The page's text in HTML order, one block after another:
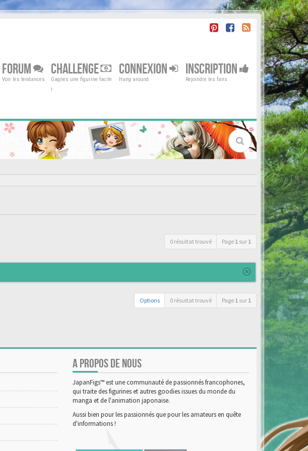
FORUM
Voir les tendances
CHALLENGE
Gagnes une figurine facile
!
CONNEXION
Hang around
INSCRIPTION
Rejoindre les fans
0 résultat trouvé Page 1 sur 1
Options 0 résultat trouvé Page 1 sur 1
A PROPOS DE NOUS
JapanFigs™ est une communauté de passionnés francophones,
qui traite des figurines et autres goodies issues du monde du
manga et de l'animation japonaise.
Aussi bien pour les passionnés que pour les amateurs en quête
d'informations !